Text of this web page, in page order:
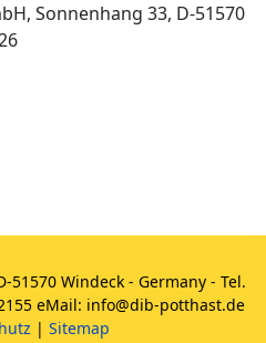
Sonnenhang 33, D-51570
51570 Windeck - Germany - Tel.
eMail: info@dib-potthast.de
| Sitemap